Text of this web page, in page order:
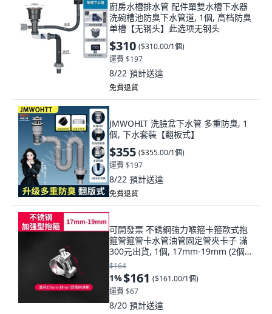
廚房水槽排水管 配件單雙水槽下水器
洗碗槽池防臭下水管道, 1個, 高档防臭
单槽【无钢头】此选项无钢头
$310 ($310.00/1個)
運費 $197
8/22 預計送達
免費退貨
JMWOHIT 洗臉盆下水管 多重防臭, 1
個, 下水套裝【翻板式】
$355 ($355.00/1個)
運費 $197
8/22 預計送達
免費退貨
可開發票 不銹鋼強力喉箍卡箍歐式抱
箍管箍管卡水管油管固定管夾卡子 滿
300元出貨, 1個, 17mm-19mm (2個
裝)
$164
1%$161 ($161.00/1個)
運費 $67
8/20 預計送達